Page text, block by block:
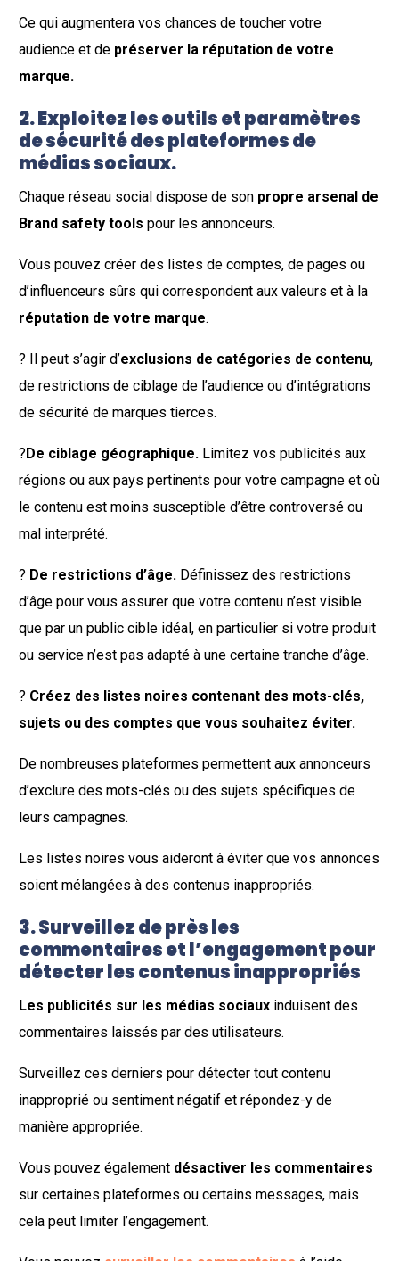
Ce qui augmentera vos chances de toucher votre
audience et de préserver la réputation de votre
marque.
2. Exploitez les outils et paramètres
de sécurité des plateformes de
médias sociaux.
Chaque réseau social dispose de son propre arsenal de
Brand safety tools pour les annonceurs.
Vous pouvez créer des listes de comptes, de pages ou
d’influenceurs sûrs qui correspondent aux valeurs et à la
réputation de votre marque.
? Il peut s’agir d’exclusions de catégories de contenu,
de restrictions de ciblage de l’audience ou d’intégrations
de sécurité de marques tierces.
?De ciblage géographique. Limitez vos publicités aux
régions ou aux pays pertinents pour votre campagne et où
le contenu est moins susceptible d’être controversé ou
mal interprété.
? De restrictions d’âge. Définissez des restrictions
d’âge pour vous assurer que votre contenu n’est visible
que par un public cible idéal, en particulier si votre produit
ou service n’est pas adapté à une certaine tranche d’âge.
? Créez des listes noires contenant des mots-clés,
sujets ou des comptes que vous souhaitez éviter.
De nombreuses plateformes permettent aux annonceurs
d’exclure des mots-clés ou des sujets spécifiques de
leurs campagnes.
Les listes noires vous aideront à éviter que vos annonces
soient mélangées à des contenus inappropriés.
3. Surveillez de près les
commentaires et l’engagement pour
détecter les contenus inappropriés
Les publicités sur les médias sociaux induisent des
commentaires laissés par des utilisateurs.
Surveillez ces derniers pour détecter tout contenu
inapproprié ou sentiment négatif et répondez-y de
manière appropriée.
Vous pouvez également désactiver les commentaires
sur certaines plateformes ou certains messages, mais
cela peut limiter l’engagement.